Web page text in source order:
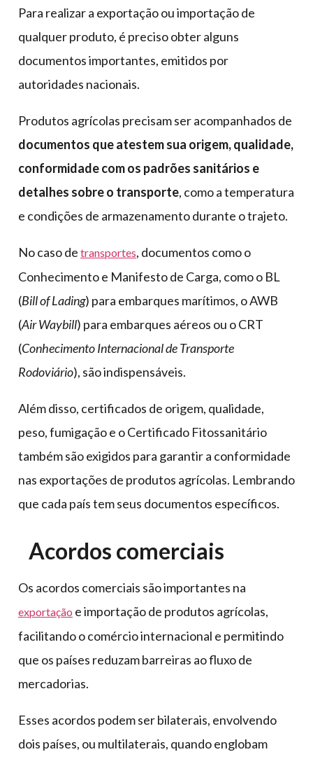
Para realizar a exportação ou importação de
qualquer produto, é preciso obter alguns
documentos importantes, emitidos por
autoridades nacionais.
Produtos agrícolas precisam ser acompanhados de
documentos que atestem sua origem, qualidade,
conformidade com os padrões sanitários e
detalhes sobre o transporte, como a temperatura
e condições de armazenamento durante o trajeto.
No caso de transportes, documentos como o
Conhecimento e Manifesto de Carga, como o BL
(Bill of Lading) para embarques marítimos, o AWB
(Air Waybill) para embarques aéreos ou o CRT
(Conhecimento Internacional de Transporte
Rodoviário), são indispensáveis.
Além disso, certificados de origem, qualidade,
peso, fumigação e o Certificado Fitossanitário
também são exigidos para garantir a conformidade
nas exportações de produtos agrícolas. Lembrando
que cada país tem seus documentos específicos.
Acordos comerciais
Os acordos comerciais são importantes na
exportação e importação de produtos agrícolas,
facilitando o comércio internacional e permitindo
que os países reduzam barreiras ao fluxo de
mercadorias.
Esses acordos podem ser bilaterais, envolvendo
dois países, ou multilaterais, quando englobam